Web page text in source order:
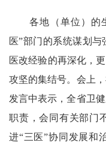
各地（单位）的生
医”部门的系统谋划
医改经验的再深化，
攻坚的集结号。会上
发言中表示，全省卫
职责，会同有关部门
进“三医”协同发展和